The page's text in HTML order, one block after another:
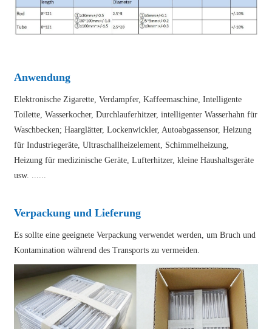
Anwendung
Elektronische Zigarette, Verdampfer, Kaffeemaschine, Intelligente
Toilette, Wasserkocher, Durchlauferhitzer, intelligenter Wasserhahn für
Waschbecken; Haarglätter, Lockenwickler, Autoabgassensor, Heizung
für Industriegeräte, Ultraschallheizelement, Schimmelheizung,
Heizung für medizinische Geräte, Lufterhitzer, kleine Haushaltsgeräte
usw. ......
Verpackung und Lieferung
Es sollte eine geeignete Verpackung verwendet werden, um Bruch und
Kontamination während des Transports zu vermeiden.